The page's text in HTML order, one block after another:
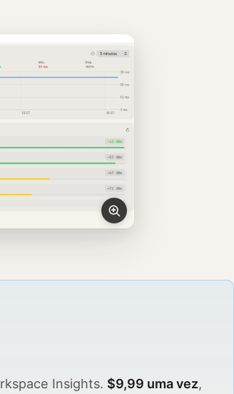
Insights. $9,99 uma vez,